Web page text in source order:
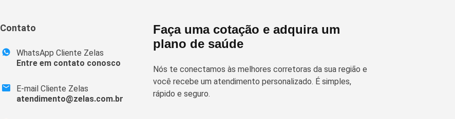
Contato
WhatsApp Cliente Zelas
Entre em contato conosco
E-mail Cliente Zelas
atendimento@zelas.com.br
Faça uma cotação e adquira um
plano de saúde
Nós te conectamos às melhores corretoras da sua região e
você recebe um atendimento personalizado. É simples,
rápido e seguro.